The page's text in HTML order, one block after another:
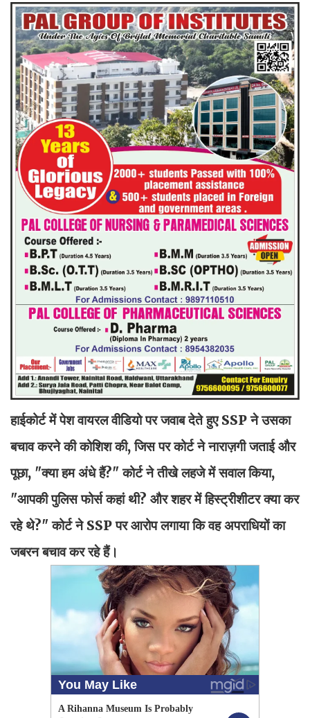
हाईकोर्ट में पेश वायरल वीडियो पर जवाब देते हुए SSP ने उसका
बचाव करने की कोशिश की, जिस पर कोर्ट ने नाराज़गी जताई और
पूछा, "क्या हम अंधे हैं?" कोर्ट ने तीखे लहजे में सवाल किया,
"आपकी पुलिस फोर्स कहां थी? और शहर में हिस्ट्रीशीटर क्या कर
रहे थे?" कोर्ट ने SSP पर आरोप लगाया कि वह अपराधियों का
जबरन बचाव कर रहे हैं।